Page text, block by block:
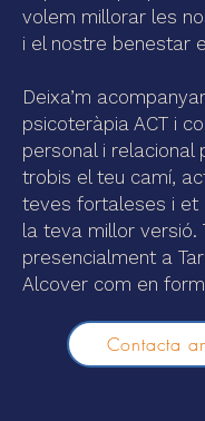
volem millorar les
i el nostre benestar
Deixa’m
psicoteràpia ACT i
personal i relacional
trobis el teu camí,
teves fortaleses i et
la teva millor versió.
presencialment a
Alcover com en
Contacta